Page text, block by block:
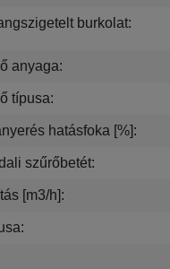
burkolat:
anyaga:
típusa:
hatásfoka [%]:
szűrőbetét:
[m3/h]: